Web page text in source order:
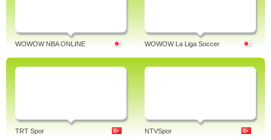
WOWOW NBA ONLINE WOWOW La Liga Soccer
TRT Spor NTVSpor